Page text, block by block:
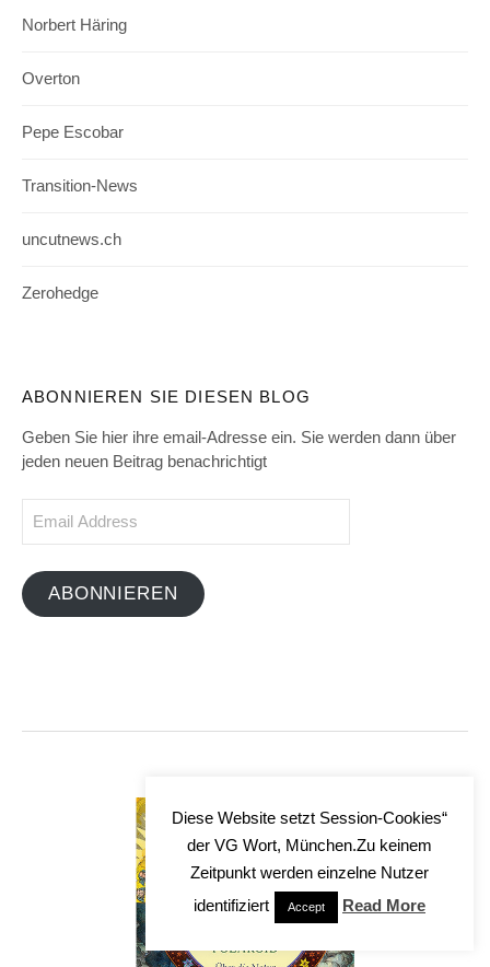
Norbert Häring
Overton
Pepe Escobar
Transition-News
uncutnews.ch
Zerohedge
ABONNIEREN SIE DIESEN BLOG
Geben Sie hier ihre email-Adresse ein. Sie werden dann über
jeden neuen Beitrag benachrichtigt
ABONNIEREN
Diese Website setzt Session-Cookies“
der VG Wort, München.Zu keinem
Zeitpunkt werden einzelne Nutzer
identifiziert
Accept Read More